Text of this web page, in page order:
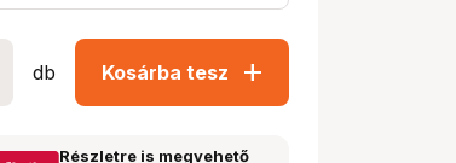
db Kosárba tesz add
Részletre is megvehető